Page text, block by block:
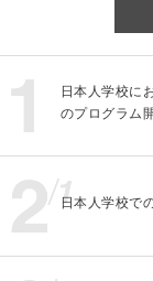
日本人学校に
のプログラム
日本人学校で